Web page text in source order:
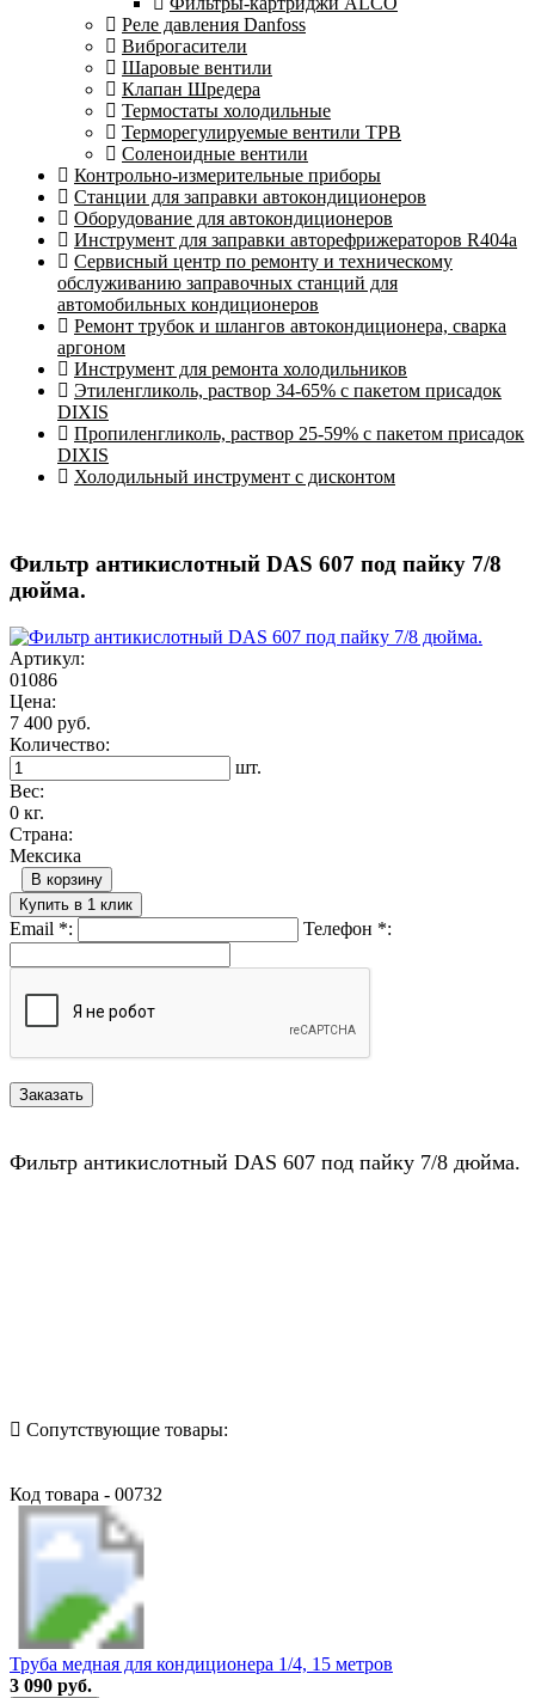
Реле давления Danfoss
Виброгасители
Шаровые вентили
Клапан Шредера
Термостаты холодильные
Терморегулируемые вентили ТРВ
Соленоидные вентили
Контрольно-измерительные приборы
Станции для заправки автокондиционеров
Оборудование для автокондиционеров
Инструмент для заправки авторефрижераторов R404a
Сервисный центр по ремонту и техническому
обслуживанию заправочных станций для
автомобильных кондиционеров
Ремонт трубок и шлангов автокондиционера, сварка
аргоном
Инструмент для ремонта холодильников
Этиленгликоль, раствор 34-65% с пакетом присадок
DIXIS
Пропиленгликоль, раствор 25-59% с пакетом присадок
DIXIS
Холодильный инструмент с дисконтом
Фильтр антикислотный DAS 607 под пайку 7/8
дюйма.
Артикул:
01086
Цена:
7 400 руб.
Количество:
шт.
Вес:
0 кг.
Страна:
Мексика
В корзину
Купить в 1 клик
Email *: Телефон *:
Фильтр антикислотный DAS 607 под пайку 7/8 дюйма.
Сопутствующие товары:
Код товара - 00732
Труба медная для кондиционера 1/4, 15 метров
3 090 руб.